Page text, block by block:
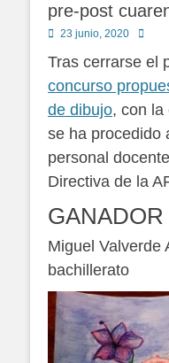
pre-post
Publicado
23 junio, 2020 Autor
Tras cerrarse el
concurso
de dibujo, con la
se ha procedido
personal
Directiva de la
Miguel Valverde
bachillerato